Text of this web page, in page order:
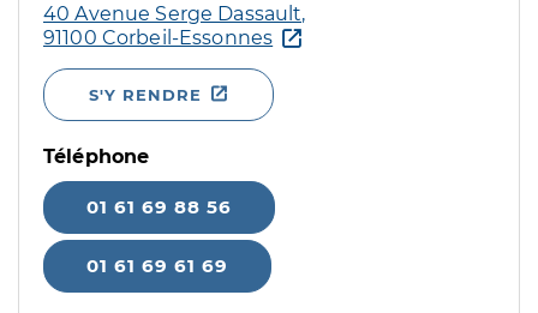
40 Avenue Serge Dassault,
91100 Corbeil-Essonnes
S'Y RENDRE
Téléphone
01 61 69 88 56
01 61 69 61 69